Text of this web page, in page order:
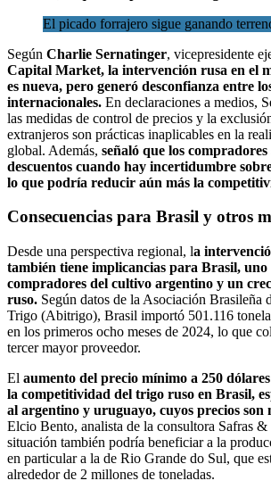
El picado forrajero sigue ganando
Según Charlie Sernatinger, vicepresidente
Capital Market, la intervención rusa en el
es nueva, pero generó desconfianza entre
internacionales. En declaraciones a medios,
las medidas de control de precios y la
extranjeros son prácticas inaplicables en la
global. Además, señaló que los
descuentos cuando hay incertidumbre
lo que podría reducir aún más la
Consecuencias para Brasil y otros
Desde una perspectiva regional, la
también tiene implicancias para Brasil, uno
compradores del cultivo argentino y un
ruso. Según datos de la Asociación Brasileña
Trigo (Abitrigo), Brasil importó 501.116
en los primeros ocho meses de 2024, lo que
tercer mayor proveedor.
El aumento del precio mínimo a 250
la competitividad del trigo ruso en Brasil,
al argentino y uruguayo, cuyos precios son
Elcio Bento, analista de la consultora Safras &
situación también podría beneficiar a la
en particular a la de Rio Grande do Sul, que
alrededor de 2 millones de toneladas.